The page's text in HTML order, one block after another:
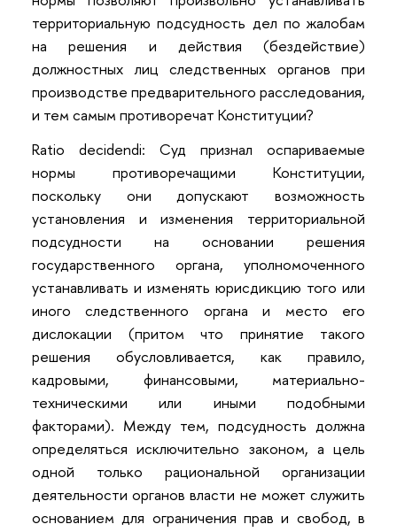
территориальную подсудность дел по жалобам
на решения и действия (бездействие)
должностных лиц следственных органов при
производстве предварительного расследования,
и тем самым противоречат Конституции?
Ratio decidendi: Суд признал оспариваемые
нормы противоречащими Конституции,
поскольку они допускают возможность
установления и изменения территориальной
подсудности на основании решения
государственного органа, уполномоченного
устанавливать и изменять юрисдикцию того или
иного следственного органа и место его
дислокации (притом что принятие такого
решения обусловливается, как правило,
кадровыми, финансовыми, материально-
техническими или иными подобными
факторами). Между тем, подсудность должна
определяться исключительно законом, а цель
одной только рациональной организации
деятельности органов власти не может служить
основанием для ограничения прав и свобод, в